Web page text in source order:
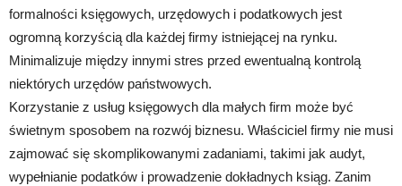
formalności księgowych, urzędowych i podatkowych jest
ogromną korzyścią dla każdej firmy istniejącej na rynku.
Minimalizuje między innymi stres przed ewentualną kontrolą
niektórych urzędów państwowych.
Korzystanie z usług księgowych dla małych firm może być
świetnym sposobem na rozwój biznesu. Właściciel firmy nie musi
zajmować się skomplikowanymi zadaniami, takimi jak audyt,
wypełnianie podatków i prowadzenie dokładnych ksiąg. Zanim